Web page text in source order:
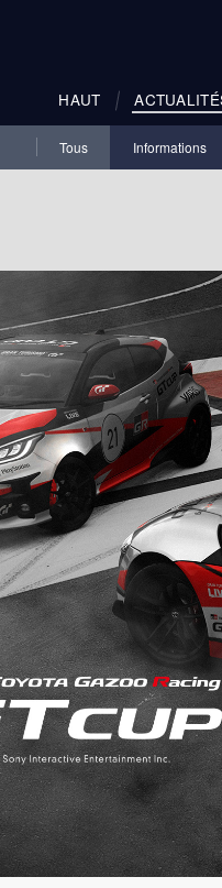
HAUT
Tous Informations